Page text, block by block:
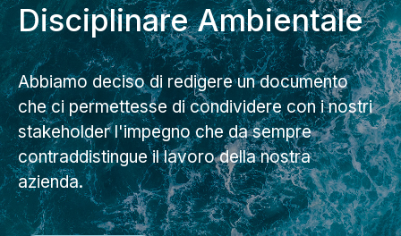
Disciplinare Ambientale
Abbiamo deciso di redigere un documento
che ci permettesse di condividere con i nostri
stakeholder l'impegno che da sempre
contraddistingue il lavoro della nostra
azienda.